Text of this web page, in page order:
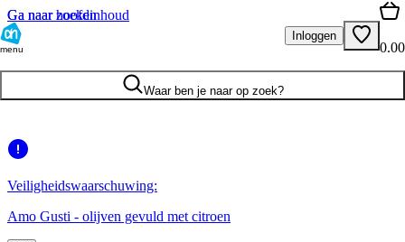
Ga naar hoofdinhoud
Ga naar zoeken
menu
Inloggen
0.00
Waar ben je naar op zoek?
Veiligheidswaarschuwing:
Amo Gusti - olijven gevuld met citroen